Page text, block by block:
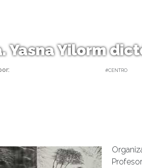
Yasna Yilorm
#CENTRO